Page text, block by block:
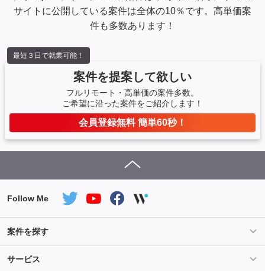
サイトに公開している案件は全体の10％です。高単価案
件も多数あります！
案件を提案して欲しい
フルリモート・高単価の案件多数。
ご希望に沿った案件をご紹介します！
会員登録無料 簡単60秒！
最短３日で就業可能！
Follow Me
案件を探す
条件を指定して案件を探す
サービス